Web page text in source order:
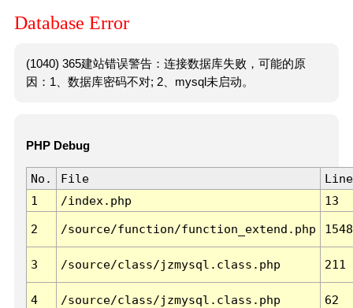
Database Error
(1040) 365建站错误警告：连接数据库失败，可能的原
因：1、数据库密码不对; 2、mysql未启动。
PHP Debug
No. File
Line
1
/index.php 13
2 /source/function/function_extend.php 1548
3 /source/class/jzmysql.class.php 211
4 /source/class/jzmysql.class.php 62